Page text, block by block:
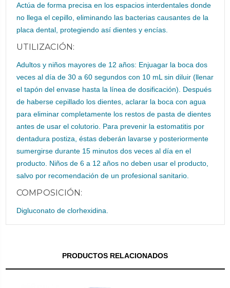
Actúa de forma precisa en los espacios interdentales donde
no llega el cepillo, eliminando las bacterias causantes de la
placa dental, protegiendo así dientes y encías.
UTILIZACIÓN:
Adultos y niños mayores de 12 años: Enjuagar la boca dos
veces al día de 30 a 60 segundos con 10 mL sin diluir (llenar
el tapón del envase hasta la línea de dosificación). Después
de haberse cepillado los dientes, aclarar la boca con agua
para eliminar completamente los restos de pasta de dientes
antes de usar el colutorio. Para prevenir la estomatitis por
dentadura postiza, éstas deberán lavarse y posteriormente
sumergirse durante 15 minutos dos veces al día en el
producto. Niños de 6 a 12 años no deben usar el producto,
salvo por recomendación de un profesional sanitario.
COMPOSICIÓN:
Digluconato de clorhexidina.
PRODUCTOS RELACIONADOS